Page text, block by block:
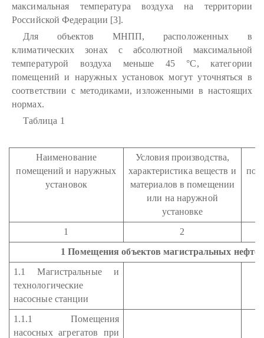
максимальная температура воздуха на территории
Российской Федерации [3].
Для объектов МНПП, расположенных в
климатических зонах с абсолютной максимальной
температурой воздуха меньше 45 °С, категории
помещений и наружных установок могут уточняться в
соответствии с методиками, изложенными в настоящих
нормах.
Таблица 1
Наименование
помещений и наружных
установок
Условия производства,
характеристика веществ и
материалов в помещении
или на наружной
установке
1
2
1 Помещения объектов магистральных
1.1 Магистральные и
технологические
насосные станции
1.1.1 Помещения
насосных агрегатов при